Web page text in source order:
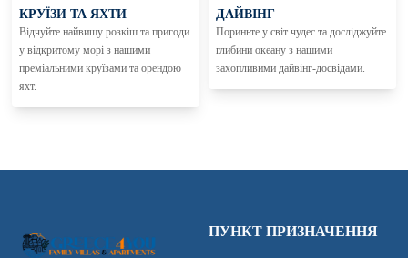
КРУЇЗИ ТА ЯХТИ
Відчуйте найвищу розкіш та пригоди
у відкритому морі з нашими
преміальними круїзами та орендою
яхт.
ДАЙВІНГ
Пориньте у світ чудес та досліджуйте
глибини океану з нашими
захопливими дайвінг-досвідами.
ПУНКТ ПРИЗНАЧЕННЯ